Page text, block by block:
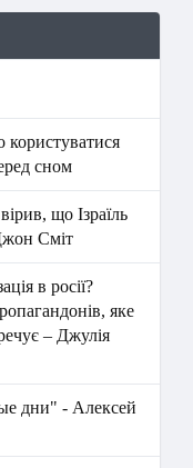
сном
що Ізраїль
Сміт
в росії?
яке
– Джулія
дни" - Алексей